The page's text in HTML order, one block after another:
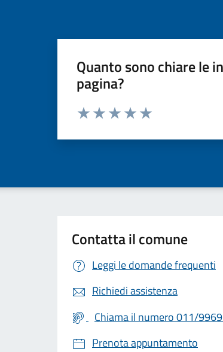
Quanto sono chiare le
pagina?
Valuta da 1 a 5 stelle la pagina
Contatta il comune
Leggi le domande frequenti
Richiedi assistenza
Chiama il numero 011/
Prenota appuntamento